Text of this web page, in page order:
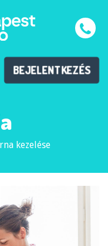
BEJELENTKEZÉS
kezelése